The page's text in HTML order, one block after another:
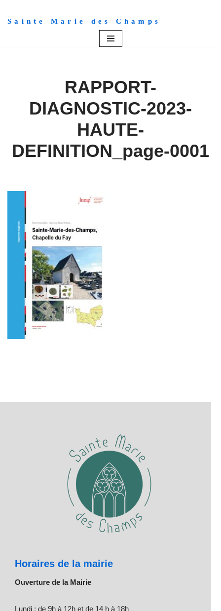
Aller
Sainte Marie des Champs
RAPPORT-
DIAGNOSTIC-2023-
HAUTE-
DEFINITION_page-0001
Horaires de la mairie
Ouverture de la Mairie
Lundi : de 9h à 12h et de 14 h à 18h